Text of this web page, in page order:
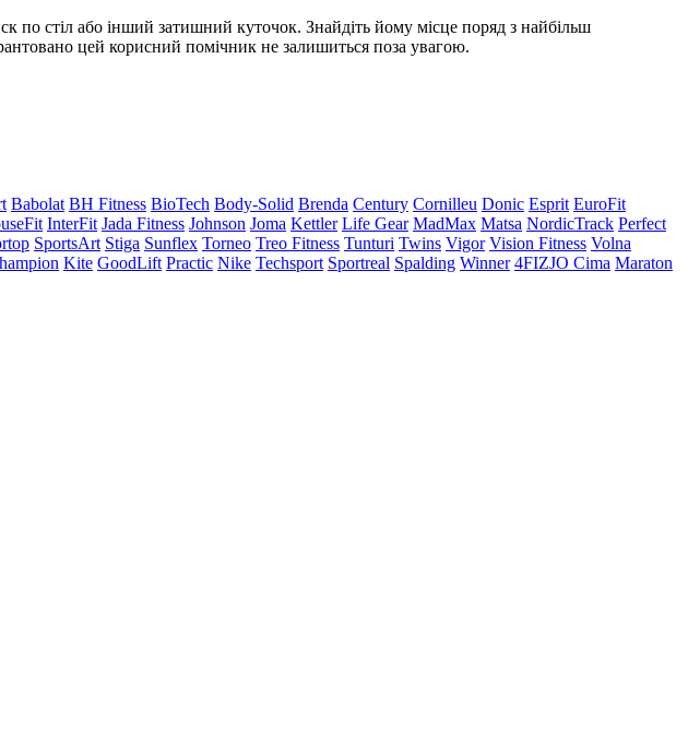
по стіл або інший затишний куточок. Знайдіть йому місце поряд з найбільш
цей корисний помічник не залишиться поза увагою.
Babolat BH Fitness BioTech Body-Solid Brenda Century Cornilleu Donic Esprit EuroFit
InterFit Jada Fitness Johnson Joma Kettler Life Gear MadMax Matsa NordicTrack Perfect
SportsArt Stiga Sunflex Torneo Treo Fitness Tunturi Twins Vigor Vision Fitness Volna
Kite GoodLift Practic Nike Techsport Sportreal Spalding Winner 4FIZJO Cima Maraton